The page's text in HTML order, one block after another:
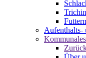
Aufenthalts-